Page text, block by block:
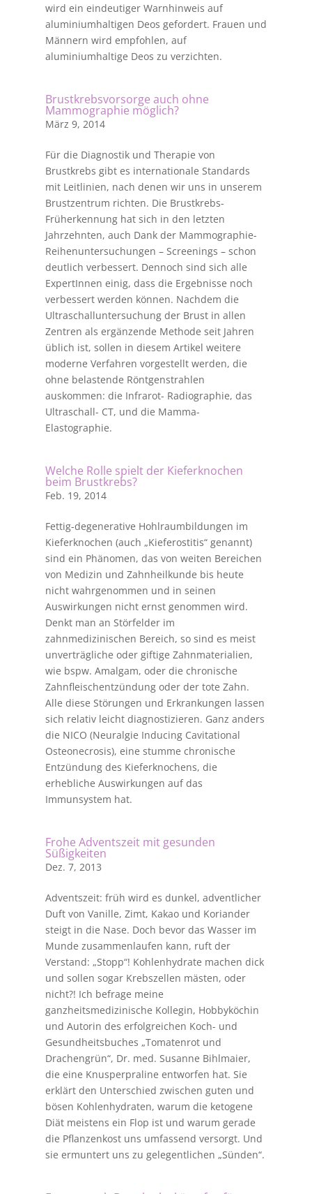
wird ein eindeutiger Warnhinweis auf
aluminiumhaltigen Deos gefordert. Frauen und
Männern wird empfohlen, auf
aluminiumhaltige Deos zu verzichten.
Brustkrebsvorsorge auch ohne
Mammographie möglich?
März 9, 2014
Für die Diagnostik und Therapie von
Brustkrebs gibt es internationale Standards
mit Leitlinien, nach denen wir uns in unserem
Brustzentrum richten. Die Brustkrebs-
Früherkennung hat sich in den letzten
Jahrzehnten, auch Dank der Mammographie-
Reihenuntersuchungen – Screenings – schon
deutlich verbessert. Dennoch sind sich alle
ExpertInnen einig, dass die Ergebnisse noch
verbessert werden können. Nachdem die
Ultraschalluntersuchung der Brust in allen
Zentren als ergänzende Methode seit Jahren
üblich ist, sollen in diesem Artikel weitere
moderne Verfahren vorgestellt werden, die
ohne belastende Röntgenstrahlen
auskommen: die Infrarot- Radiographie, das
Ultraschall- CT, und die Mamma-
Elastographie.
Welche Rolle spielt der Kieferknochen
beim Brustkrebs?
Feb. 19, 2014
Fettig-degenerative Hohlraumbildungen im
Kieferknochen (auch „Kieferostitis“ genannt)
sind ein Phänomen, das von weiten Bereichen
von Medizin und Zahnheilkunde bis heute
nicht wahrgenommen und in seinen
Auswirkungen nicht ernst genommen wird.
Denkt man an Störfelder im
zahnmedizinischen Bereich, so sind es meist
unverträgliche oder giftige Zahnmaterialien,
wie bspw. Amalgam, oder die chronische
Zahnfleischentzündung oder der tote Zahn.
Alle diese Störungen und Erkrankungen lassen
sich relativ leicht diagnostizieren. Ganz anders
die NICO (Neuralgie Inducing Cavitational
Osteonecrosis), eine stumme chronische
Entzündung des Kieferknochens, die
erhebliche Auswirkungen auf das
Immunsystem hat.
Frohe Adventszeit mit gesunden
Süßigkeiten
Dez. 7, 2013
Adventszeit: früh wird es dunkel, adventlicher
Duft von Vanille, Zimt, Kakao und Koriander
steigt in die Nase. Doch bevor das Wasser im
Munde zusammenlaufen kann, ruft der
Verstand: „Stopp“! Kohlenhydrate machen dick
und sollen sogar Krebszellen mästen, oder
nicht?! Ich befrage meine
ganzheitsmedizinische Kollegin, Hobbyköchin
und Autorin des erfolgreichen Koch- und
Gesundheitsbuches „Tomatenrot und
Drachengrün“, Dr. med. Susanne Bihlmaier,
die eine Knusperpraline entworfen hat. Sie
erklärt den Unterschied zwischen guten und
bösen Kohlenhydraten, warum die ketogene
Diät meistens ein Flop ist und warum gerade
die Pflanzenkost uns umfassend versorgt. Und
sie ermuntert uns zu gelegentlichen „Sünden“.